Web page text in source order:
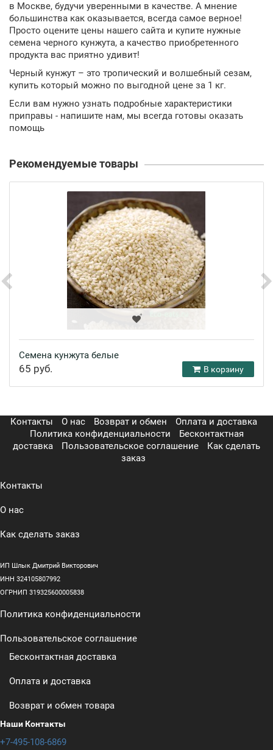
в Москве, будучи уверенными в качестве. А мнение
большинства как оказывается, всегда самое верное!
Просто оцените цены нашего сайта и купите нужные
семена черного кунжута, а качество приобретенного
продукта вас приятно удивит!
Черный кунжут – это тропический и волшебный сезам,
купить который можно по выгодной цене за 1 кг.
Если вам нужно узнать подробные характеристики
приправы - напишите нам, мы всегда готовы оказать
помощь
Рекомендуемые товары
Семена кунжута белые
65 руб. В корзину
Контакты О нас Возврат и обмен
Оплата и доставка
Политика конфиденциальности
Бесконтактная
доставка
Пользовательское соглашение
Как сделать
заказ
Контакты
О нас
Как сделать заказ
ИП Шлык Дмитрий Викторович
ИНН 324105807992
ОГРНИП 319325600005838
Политика конфиденциальности
Пользовательское соглашение
Бесконтактная доставка
Оплата и доставка
Возврат и обмен товара
Наши Контакты
+7-495-108-6869